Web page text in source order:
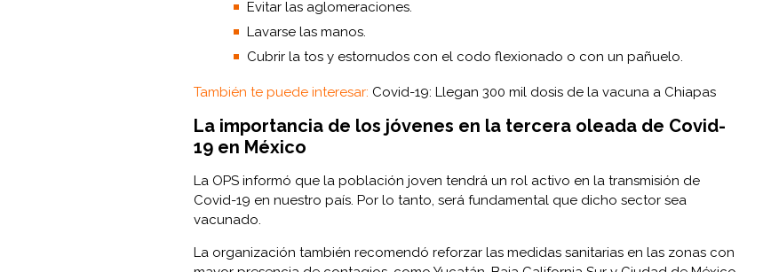
Evitar las aglomeraciones.
Lavarse las manos.
Cubrir la tos y estornudos con el codo flexionado o con un pañuelo.
También te puede interesar: Covid-19: Llegan 300 mil dosis de la vacuna a Chiapas
La importancia de los jóvenes en la tercera oleada de Covid-
19 en México
La OPS informó que la población joven tendrá un rol activo en la transmisión de
Covid-19 en nuestro país. Por lo tanto, será fundamental que dicho sector sea
vacunado.
La organización también recomendó reforzar las medidas sanitarias en las zonas con